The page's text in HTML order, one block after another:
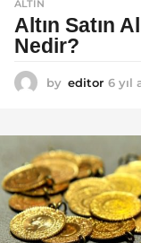
ALTIN
Altın Satın
Nedir?
by editor 6 yıl